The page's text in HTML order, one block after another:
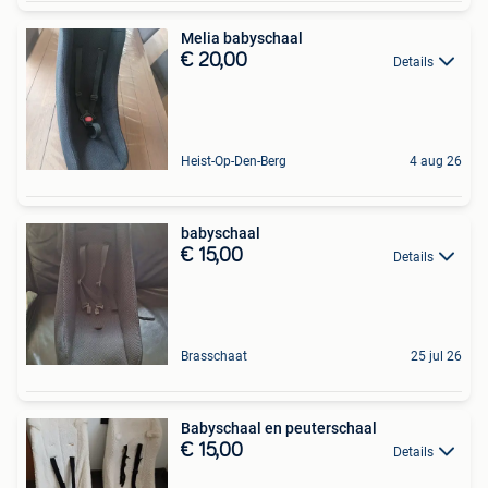
Melia babyschaal
€ 20,00 Details
Heist-Op-Den-Berg 4 aug 26
babyschaal
€ 15,00 Details
Brasschaat 25 jul 26
Babyschaal en peuterschaal
€ 15,00 Details